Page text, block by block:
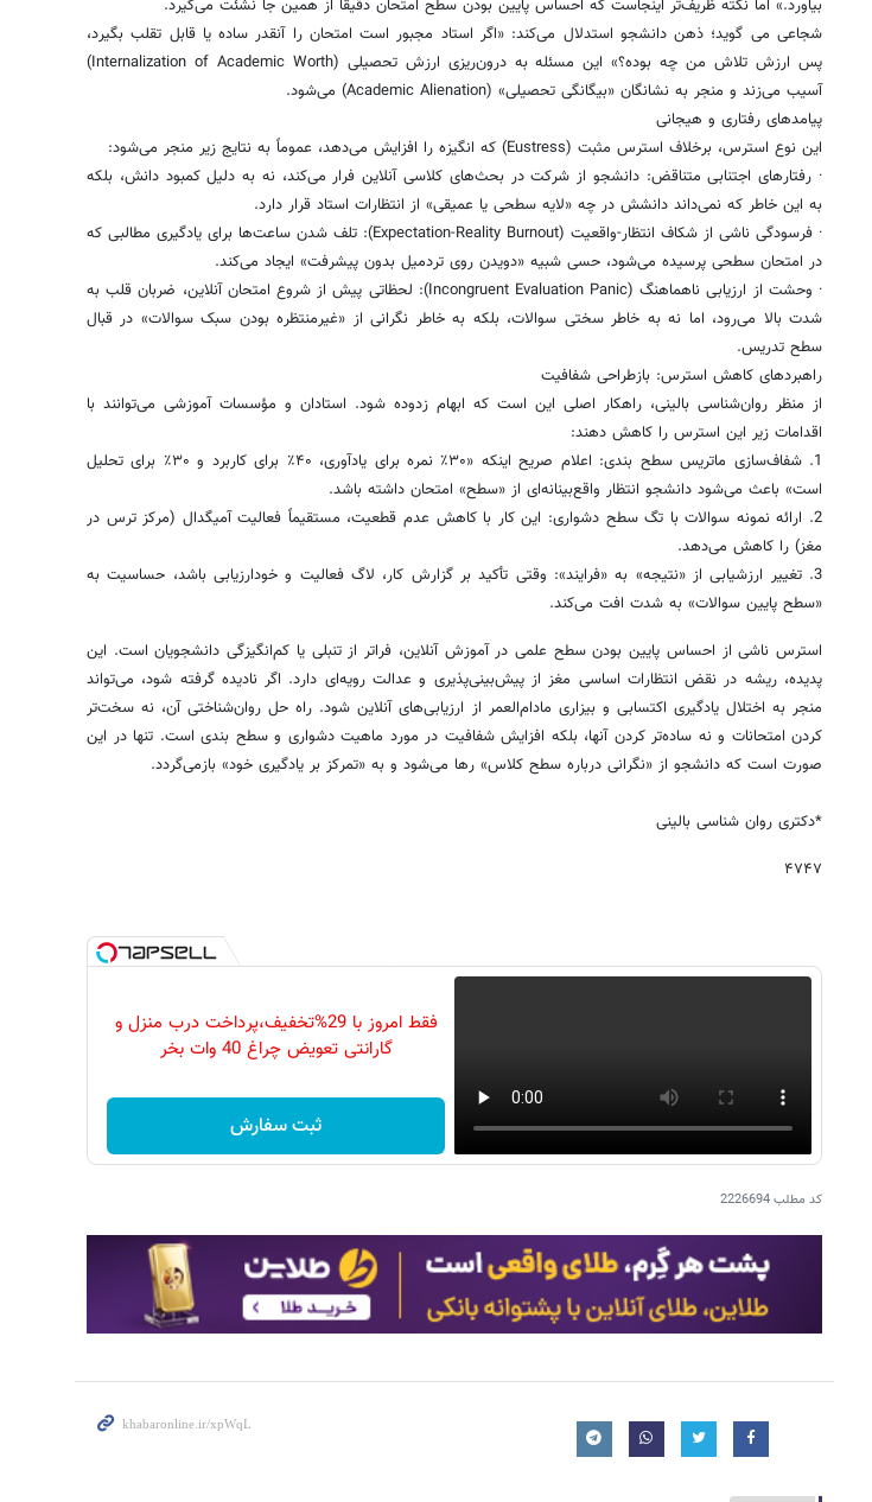
بیاورد.» اما نکته ظریف‌تر اینجاست که احساس پایین بودن سطح امتحان دقیقاً از همین جا نشئت می‌گیرد.
شجاعی می گوید؛ ذهن دانشجو استدلال می‌کند: «اگر استاد مجبور است امتحان را آنقدر ساده یا قابل تقلب بگیرد،
پس ارزش تلاش من چه بوده؟» این مسئله به درون‌ریزی ارزش تحصیلی (Internalization of Academic Worth)
آسیب می‌زند و منجر به نشانگان «بیگانگی تحصیلی» (Academic Alienation) می‌شود.
پیامدهای رفتاری و هیجانی
این نوع استرس، برخلاف استرس مثبت (Eustress) که انگیزه را افزایش می‌دهد، عموماً به نتایج زیر منجر می‌شود:
· رفتارهای اجتنابی متناقض: دانشجو از شرکت در بحث‌های کلاسی آنلاین فرار می‌کند، نه به دلیل کمبود دانش، بلکه
به این خاطر که نمی‌داند دانشش در چه «لایه سطحی یا عمیقی» از انتظارات استاد قرار دارد.
· فرسودگی ناشی از شکاف انتظار-واقعیت (Expectation-Reality Burnout): تلف شدن ساعت‌ها برای یادگیری مطالبی که
در امتحان سطحی پرسیده می‌شود، حسی شبیه «دویدن روی تردمیل بدون پیشرفت» ایجاد می‌کند.
· وحشت از ارزیابی ناهماهنگ (Incongruent Evaluation Panic): لحظاتی پیش از شروع امتحان آنلاین، ضربان قلب به
شدت بالا می‌رود، اما نه به خاطر سختی سوالات، بلکه به خاطر نگرانی از «غیرمنتظره بودن سبک سوالات» در قبال
سطح تدریس.
راهبردهای کاهش استرس: بازطراحی شفافیت
از منظر روان‌شناسی بالینی، راهکار اصلی این است که ابهام زدوده شود. استادان و مؤسسات آموزشی می‌توانند با
اقدامات زیر این استرس را کاهش دهند:
1. شفاف‌سازی ماتریس سطح بندی: اعلام صریح اینکه «۳۰٪ نمره برای یادآوری، ۴۰٪ برای کاربرد و ۳۰٪ برای تحلیل
است» باعث می‌شود دانشجو انتظار واقع‌بینانه‌ای از «سطح» امتحان داشته باشد.
2. ارائه نمونه سوالات با تگ سطح دشواری: این کار با کاهش عدم قطعیت، مستقیماً فعالیت آمیگدال (مرکز ترس در
مغز) را کاهش می‌دهد.
3. تغییر ارزشیابی از «نتیجه» به «فرایند»: وقتی تأکید بر گزارش کار، لاگ فعالیت و خودارزیابی باشد، حساسیت به
«سطح پایین سوالات» به شدت افت می‌کند.
استرس ناشی از احساس پایین بودن سطح علمی در آموزش آنلاین، فراتر از تنبلی یا کم‌انگیزگی دانشجویان است. این
پدیده، ریشه در نقض انتظارات اساسی مغز از پیش‌بینی‌پذیری و عدالت رویه‌ای دارد. اگر نادیده گرفته شود، می‌تواند
منجر به اختلال یادگیری اکتسابی و بیزاری مادام‌العمر از ارزیابی‌های آنلاین شود. راه حل روان‌شناختی آن، نه سخت‌تر
کردن امتحانات و نه ساده‌تر کردن آنها، بلکه افزایش شفافیت در مورد ماهیت دشواری و سطح بندی است. تنها در این
صورت است که دانشجو از «نگرانی درباره سطح کلاس» رها می‌شود و به «تمرکز بر یادگیری خود» بازمی‌گردد.
*دکتری روان شناسی بالینی
۴۷۴۷
فقط امروز با 29%تخفیف،پرداخت درب منزل و
گارانتی تعویض چراغ 40 وات بخر
ثبت سفارش
کد مطلب2226694